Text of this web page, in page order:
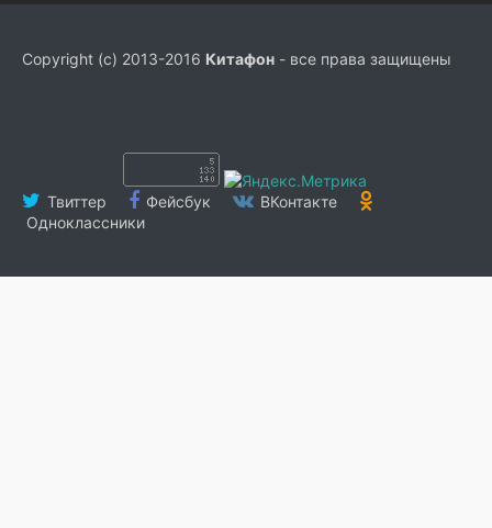
Copyright (c) 2013-2016 Китафон - все права защищены
Твиттер Фейсбук
ВКонтакте
Одноклассники